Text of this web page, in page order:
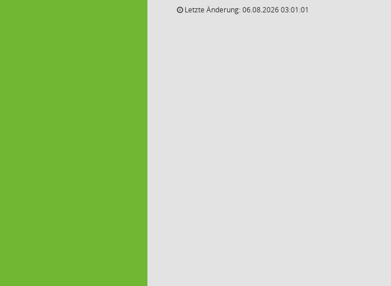
Letzte Änderung: 06.08.2026 03:01:01